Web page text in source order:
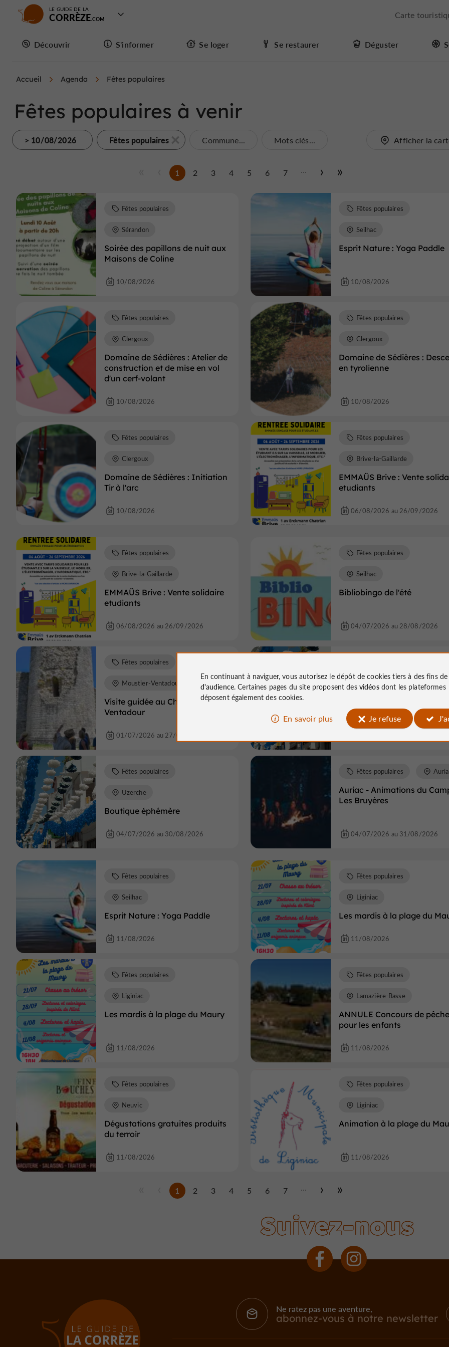
LE GUIDE DE LA
CORRÈZE Carte
Découvrir S'informer Se loger Se restaurer Déguster
Accueil Agenda Fêtes populaires
Fêtes populaires à venir
> 10/08/2026 Fêtes populaires Commune... Mots clés... Afficher la
1 2 3 4 5 6 7 ...
Soirée des papillons de nuit aux
Maisons de Coline
Fêtes populaires
Sérandon
10/08/2026
Esprit Nature : Yoga Paddle
Fêtes populaires
Seilhac
10/08/2026
Domaine de Sédières : Atelier de
construction et de mise en vol
d'un cerf-volant
Fêtes populaires
Clergoux
10/08/2026
Domaine de Sédières :
en tyrolienne
Fêtes populaires
Clergoux
10/08/2026
Domaine de Sédières : Initiation
Tir à l'arc
Fêtes populaires
Clergoux
10/08/2026
EMMAÜS Brive : Vente
etudiants
Fêtes populaires
Brive-la-Gaillarde
06/08/2026 au 26/09/2026
EMMAÜS Brive : Vente solidaire
etudiants
Fêtes populaires
Brive-la-Gaillarde
06/08/2026 au 26/09/2026
Bibliobingo de l'été
Fêtes populaires
Seilhac
04/07/2026 au 28/08/2026
Visite guidée au Château de
Ventadour
Fêtes populaires
Moustier-Ventadour
01/07/2026 au 27/08/2026
Uzerche
Boutique éphémère
Fêtes populaires
Uzerche
04/07/2026 au 30/08/2026
Auriac - Animations du
Les Bruyères
Fêtes populaires
04/07/2026 au 31/08/2026
Esprit Nature : Yoga Paddle
Fêtes populaires
Seilhac
11/08/2026
Les mardis à la plage du
Fêtes populaires
Liginiac
11/08/2026
Les mardis à la plage du Maury
Fêtes populaires
Liginiac
11/08/2026
ANNULE Concours de pêche
pour les enfants
Fêtes populaires
Lamazière-Basse
11/08/2026
Dégustations gratuites produits
du terroir
Fêtes populaires
Neuvic
11/08/2026
Animation à la plage du
Fêtes populaires
Liginiac
11/08/2026
1 2 3 4 5 6 7 ...
Suivez-nous
Ne ratez pas une aventure,
abonnez-vous à notre newsletter
En continuant à naviguer, vous autorisez le dépôt de cookies tiers à des fins
d'audience. Certaines pages du site proposent des vidéosdont les plateformes
déposent également des cookies.
En savoir plus Je refuse